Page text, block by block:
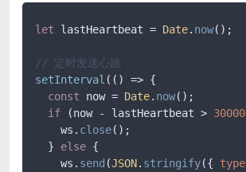
let lastHeartbeat = Date. now();
// 定时发送心跳
setInterval ( () => {
const now = Date. now();
if (now - lastHeartbeat > 30000
    ws.
close();
  }
else {
    ws.
send (JSON. stringify({ type